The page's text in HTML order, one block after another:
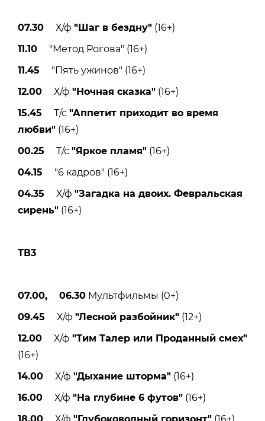
07.30 Х/ф "Шаг в бездну" (16+)
11.10 "Метод Рогова" (16+)
11.45 "Пять ужинов" (16+)
12.00 Х/ф "Ночная сказка" (16+)
15.45 Т/с "Аппетит приходит во время
любви" (16+)
00.25 Т/с "Яркое пламя" (16+)
04.15 "6 кадров" (16+)
04.35 Х/ф "Загадка на двоих. Февральская
сирень" (16+)
ТВ3
07.00, 06.30 Мультфильмы (0+)
09.45 Х/ф "Лесной разбойник" (12+)
12.00 Х/ф "Тим Талер или Проданный смех"
(16+)
14.00 Х/ф "Дыхание шторма" (16+)
16.00 Х/ф "На глубине 6 футов" (16+)
18.00 Х/ф "Глубоководный горизонт" (16+)